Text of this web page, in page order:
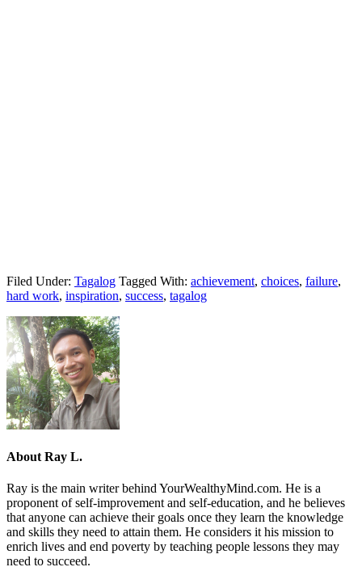
Filed Under: Tagalog Tagged With: achievement, choices, failure,
hard work, inspiration, success, tagalog
About Ray L.
Ray is the main writer behind YourWealthyMind.com. He is a
proponent of self-improvement and self-education, and he believes
that anyone can achieve their goals once they learn the knowledge
and skills they need to attain them. He considers it his mission to
enrich lives and end poverty by teaching people lessons they may
need to succeed.